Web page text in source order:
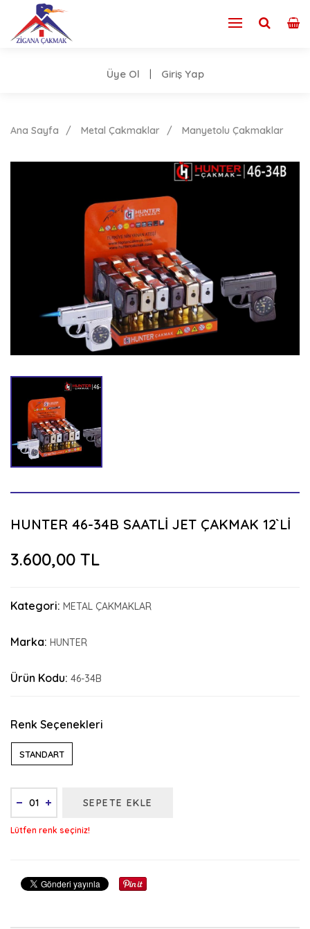
Üye Ol Giriş Yap
Ana Sayfa Metal Çakmaklar Manyetolu Çakmaklar
HUNTER 46-34B SAATLİ JET ÇAKMAK 12`Lİ
3.600,00 TL
Kategori: METAL ÇAKMAKLAR
Marka: HUNTER
Ürün Kodu: 46-34B
Renk Seçenekleri
STANDART
SEPETE EKLE
Lütfen renk seçiniz!